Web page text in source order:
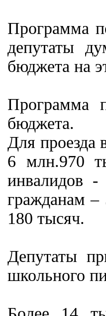
Программа
депутаты
бюджета на
Программа
бюджета.
Для проезда
6 млн.970
инвалидов
гражданам
180 тысяч.
Депутаты
школьного